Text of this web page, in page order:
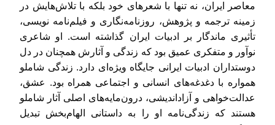
معاصر ایران، نه تنها با شعرهای خود بلکه با تلاش‌هایش در
زمینه ترجمه و پژوهش، روزنامه‌نگاری و فیلم‌نامه نویسی،
تأثیری ماندگار بر ادبیات ایران گذاشته است. او شاعری
نوآور و متفکری عمیق بود که زندگی و آثارش همچنان در دل
دوستداران ادبیات ایرانی جایگاه ویژه‌ای دارد. زندگی شاملو
همواره با دغدغه‌های انسانی و اجتماعی همراه بود. عشق،
عدالت‌خواهی و آزاداندیشی، درون‌مایه‌های اصلی آثار شاملو
هستند که زندگی‌نامه او را به داستانی الهام‌بخش تبدیل